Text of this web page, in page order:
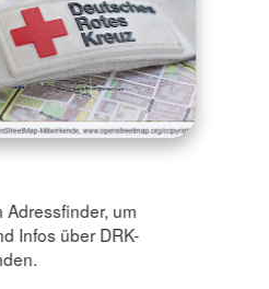
Adressfinder, um
Infos über DRK-